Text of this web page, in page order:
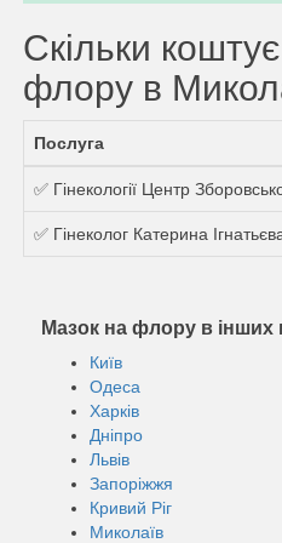
Скільки
флору в
Послуга
✅ Гінекології Центр
✅ Гінеколог Катерина
Мазок на флору в інших
Київ
Одеса
Харків
Дніпро
Львів
Запоріжжя
Кривий Ріг
Миколаїв